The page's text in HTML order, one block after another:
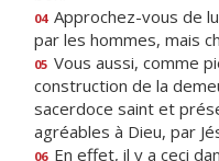
04 Approchez-vous de
par les hommes, mais
05 Vous aussi, comme
construction de la
sacerdoce saint et
agréables à Dieu, par
06 En effet, il y a ceci